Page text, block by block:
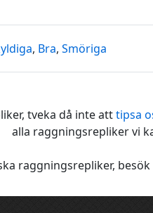
, Bra, Smöriga
tveka då inte atttipsa
alla raggningsrepliker vi
raggningsrepliker,